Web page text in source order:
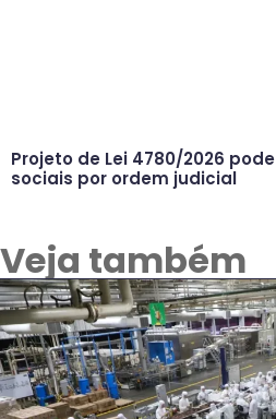
Projeto de Lei 4780/2026
sociais por ordem judicial
Veja também